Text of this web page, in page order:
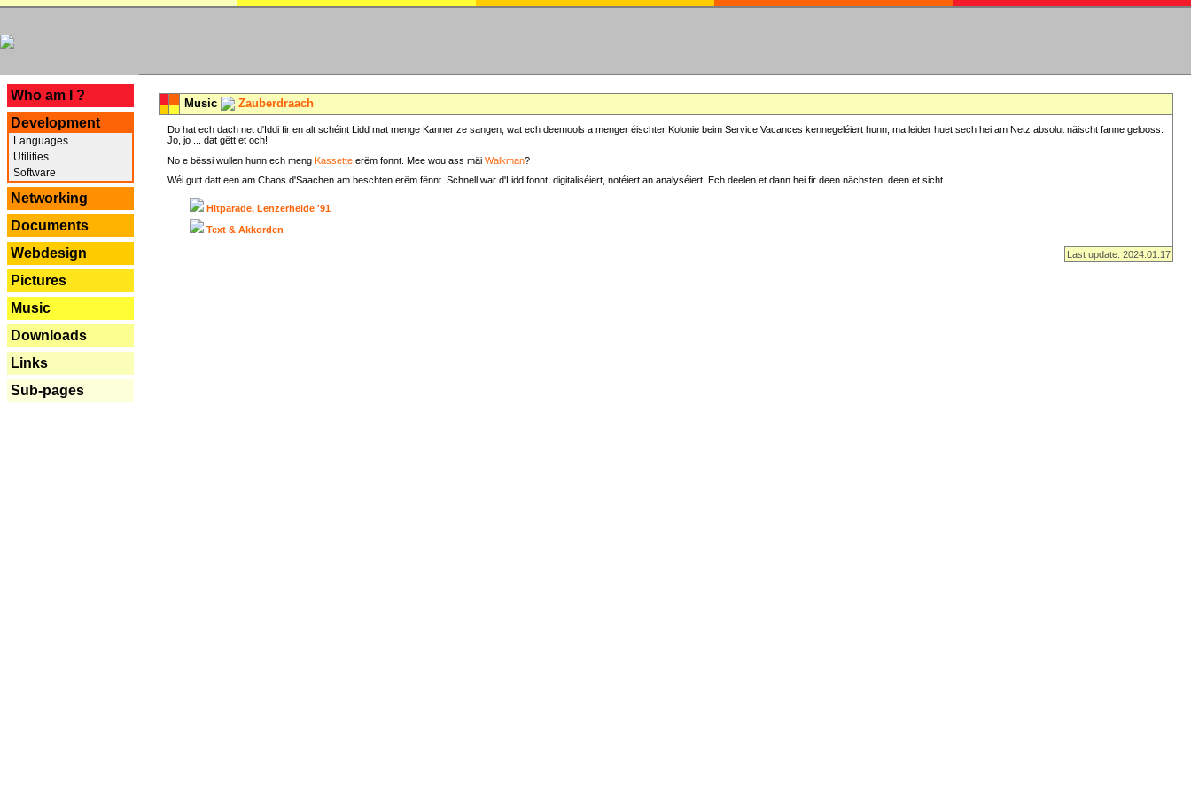
Who am I ?
Development
Languages
Utilities
Software
Networking
Documents
Webdesign
Pictures
Music
Downloads
Links
Sub-pages
Music Zauberdraach
Do hat ech dach net d'Iddi fir en alt schéint Lidd mat menge Kanner ze sangen, wat ech deemools a menger éischter Kolonie beim Service Vacances kennegeléiert hunn, ma leider huet sech hei am Netz absolut näischt fanne gelooss.
Jo, jo ... dat gëtt et och!
No e bëssi wullen hunn ech meng Kassette erëm fonnt. Mee wou ass mäi Walkman?
Wéi gutt datt een am Chaos d'Saachen am beschten erëm fënnt. Schnell war d'Lidd fonnt, digitaliséiert, notéiert an analyséiert. Ech deelen et dann hei fir deen nächsten, deen et sicht.
Hitparade, Lenzerheide '91
Text & Akkorden
Last update: 2024.01.17